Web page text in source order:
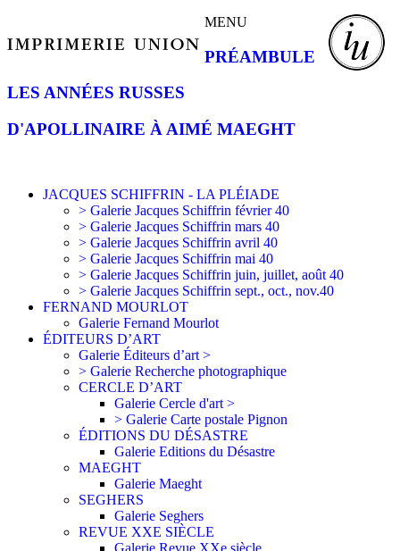
MENU
PRÉAMBULE
LES ANNÉES RUSSES
D'APOLLINAIRE À AIMÉ MAEGHT
JACQUES SCHIFFRIN - LA PLÉIADE
> Galerie Jacques Schiffrin février 40
> Galerie Jacques Schiffrin mars 40
> Galerie Jacques Schiffrin avril 40
> Galerie Jacques Schiffrin mai 40
> Galerie Jacques Schiffrin juin, juillet, août 40
> Galerie Jacques Schiffrin sept., oct., nov.40
FERNAND MOURLOT
Galerie Fernand Mourlot
ÉDITEURS D’ART
Galerie Éditeurs d’art >
> Galerie Recherche photographique
CERCLE D’ART
Galerie Cercle d'art >
> Galerie Carte postale Pignon
ÉDITIONS DU DÉSASTRE
Galerie Editions du Désastre
MAEGHT
Galerie Maeght
SEGHERS
Galerie Seghers
REVUE XXE SIÈCLE
Galerie Revue XXe siècle